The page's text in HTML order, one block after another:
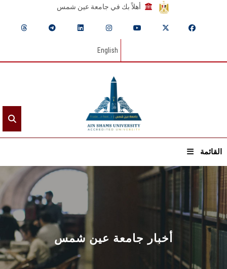
أهلاً بك في جامعة عين شمس
English
القائمة
الرئيسيـة
عن الجامعة
القطاعـات
الشئون الأكاديمية
أخبار جامعة عين شمس